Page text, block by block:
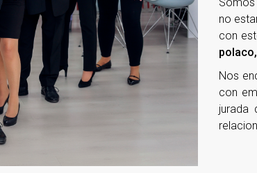
no
con
Nos
con
jurada